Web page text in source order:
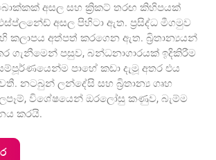
අසල සහ ක්‍රිකට් තරඟ කිහිපයක්
අසල පිහිටා ඇත. ප්‍රසිද්ධ මීගමුව
කලාපය අත්පත් කරගෙන ඇත. බ්‍රිතාන්‍යයන්
ගැනීමෙන් පසුව, බන්ධනාගාරයක් ඉදිකිරීම
පාහේ කඩා දැමූ අතර එය
නටබුන් ලන්දේසි සහ බ්‍රිතාන්‍ය ගෘහ
විශේෂයෙන් ඔරලෝසු කණුව, බැම්ම
කරයි.